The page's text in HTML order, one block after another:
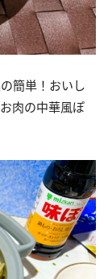
簡単！おいし
肉の中華風ぽ